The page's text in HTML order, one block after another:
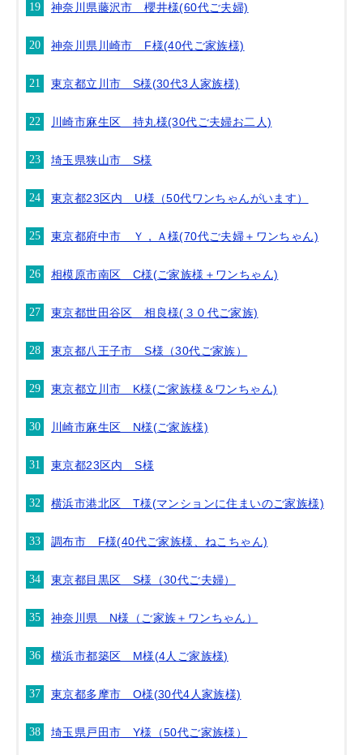
神奈川県藤沢市 櫻井様(60代ご夫婦)
神奈川県川崎市 F様(40代ご家族様)
東京都立川市 S様(30代3人家族様)
川崎市麻生区 持丸様(30代ご夫婦お二人)
埼玉県狭山市 S様
東京都23区内 U様（50代ワンちゃんがいます）
東京都府中市 Ｙ，Ａ様(70代ご夫婦＋ワンちゃん)
相模原市南区 C様(ご家族様＋ワンちゃん)
東京都世田谷区 相良様(３０代ご家族)
東京都八王子市 S様（30代ご家族）
東京都立川市 K様(ご家族様＆ワンちゃん)
川崎市麻生区 N様(ご家族様)
東京都23区内 S様
横浜市港北区 T様(マンションに住まいのご家族様)
調布市 F様(40代ご家族様、ねこちゃん)
東京都目黒区 S様（30代ご夫婦）
神奈川県 N様（ご家族＋ワンちゃん）
横浜市都築区 M様(4人ご家族様)
東京都多摩市 O様(30代4人家族様)
埼玉県戸田市 Y様（50代ご家族様）